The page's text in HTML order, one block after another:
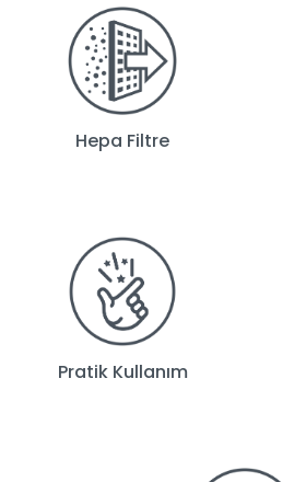
Hepa Filtre
Pratik Kullanım